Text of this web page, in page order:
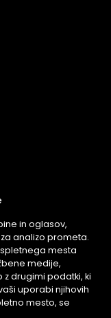
in oglasov,
analizo prometa.
mesta
medije,
z drugimi podatki, ki
uporabi njihovih
mesto, se